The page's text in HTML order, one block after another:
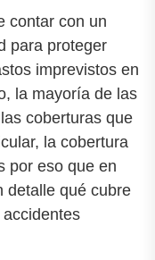
contar con un
para proteger
imprevistos en
la mayoría de las
coberturas que
la cobertura
por eso que en
detalle qué cubre